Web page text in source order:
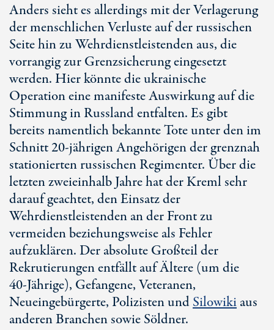
Anders sieht es allerdings mit der Verlagerung
der menschlichen Verluste auf der russischen
Seite hin zu Wehrdienstleistenden aus, die
vorrangig zur Grenzsicherung eingesetzt
werden. Hier könnte die ukrainische
Operation eine manifeste Auswirkung auf die
Stimmung in Russland entfalten. Es gibt
bereits namentlich bekannte Tote unter den im
Schnitt20-jährigenAngehörigen der grenznah
stationierten russischen Regimenter. Über die
letzten zweieinhalb Jahre hat der Kreml sehr
darauf geachtet, den Einsatz der
Wehrdienstleistenden an der Front zu
vermeiden beziehungsweise als Fehler
aufzuklären. Der absolute Großteil der
Rekrutierungen entfällt auf Ältere (um die
40-Jährige), Gefangene, Veteranen,
Neueingebürgerte, Polizisten undSilowikiaus
anderen Branchen sowie Söldner.